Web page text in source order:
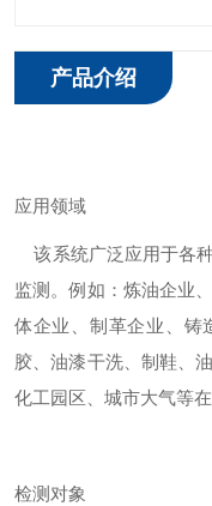
产品介绍
应用领域
该系统广泛应用于各
监测。例如：炼油企业
体企业、制革企业、铸
胶、油漆干洗、制鞋、
化工园区、城市大气等在
检测对象